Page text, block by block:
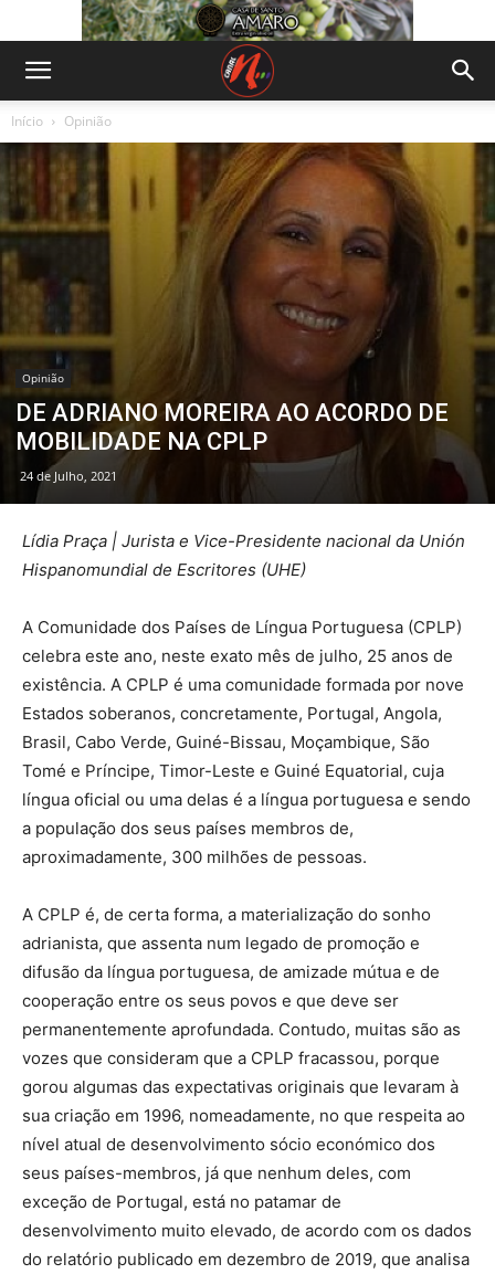
Início Opinião
Opinião
DE ADRIANO MOREIRA AO ACORDO DE
MOBILIDADE NA CPLP
24 de Julho, 2021
Lídia Praça | Jurista e Vice-Presidente nacional da Unión
Hispanomundial de Escritores (UHE)
A Comunidade dos Países de Língua Portuguesa (CPLP)
celebra este ano, neste exato mês de julho, 25 anos de
existência. A CPLP é uma comunidade formada por nove
Estados soberanos, concretamente, Portugal, Angola,
Brasil, Cabo Verde, Guiné-Bissau, Moçambique, São
Tomé e Príncipe, Timor-Leste e Guiné Equatorial, cuja
língua oficial ou uma delas é a língua portuguesa e sendo
a população dos seus países membros de,
aproximadamente, 300 milhões de pessoas.
A CPLP é, de certa forma, a materialização do sonho
adrianista, que assenta num legado de promoção e
difusão da língua portuguesa, de amizade mútua e de
cooperação entre os seus povos e que deve ser
permanentemente aprofundada. Contudo, muitas são as
vozes que consideram que a CPLP fracassou, porque
gorou algumas das expectativas originais que levaram à
sua criação em 1996, nomeadamente, no que respeita ao
nível atual de desenvolvimento sócio económico dos
seus países-membros, já que nenhum deles, com
exceção de Portugal, está no patamar de
desenvolvimento muito elevado, de acordo com os dados
do relatório publicado em dezembro de 2019, que analisa